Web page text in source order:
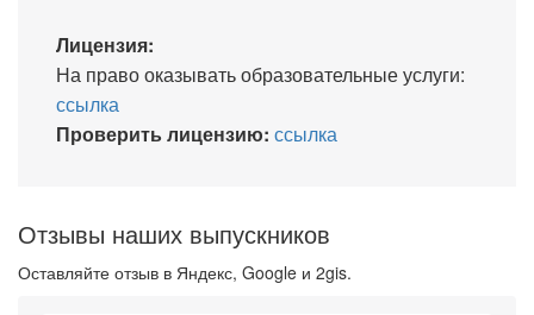
Лицензия:
На право оказывать образовательные услуги:
ссылка
Проверить лицензию: ссылка
Отзывы наших выпускников
Оставляйте отзыв в Яндекс, Google и 2gis.